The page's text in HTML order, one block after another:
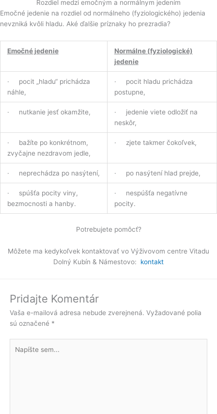
Rozdiel medzi emočným a normálnym jedením
Emočné jedenie na rozdiel od normálneho (fyziologického) jedenia
nevzniká kvôli hladu. Aké ďalšie príznaky ho prezradia?
Emočné jedenie
Normálne (fyziologické)
jedenie
· pocit „hladu“ prichádza
náhle,
· pocit hladu prichádza
postupne,
· nutkanie jesť okamžite,
· jedenie viete odložiť na
neskôr,
· bažíte po konkrétnom,
zvyčajne nezdravom jedle,
· zjete takmer čokoľvek,
· neprechádza po nasýtení, · po nasýtení hlad prejde,
· spúšťa pocity viny,
bezmocnosti a hanby.
· nespúšťa negatívne
pocity.
Potrebujete pomôcť?
Môžete ma kedykoľvek kontaktovať vo Výživovom centre Vitadu
Dolný Kubín & Námestovo:
kontakt
Pridajte Komentár
Vaša e-mailová adresa nebude zverejnená. Vyžadované polia
sú označené *
sem...